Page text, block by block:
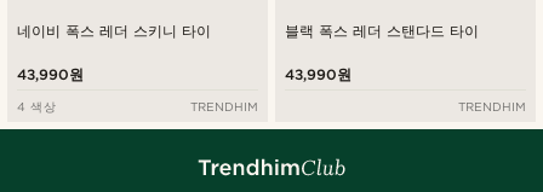
네이비 폭스 레더 스키니 타이
43,990원
4 색상 TRENDHIM
블랙 폭스 레더 스탠다드 타이
43,990원
TRENDHIM